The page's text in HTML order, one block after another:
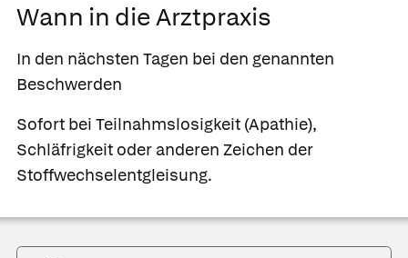
Wann in die Arztpraxis
In den nächsten Tagen bei den genannten
Beschwerden
Sofort bei Teilnahmslosigkeit (Apathie),
Schläfrigkeit oder anderen Zeichen der
Stoffwechselentgleisung.